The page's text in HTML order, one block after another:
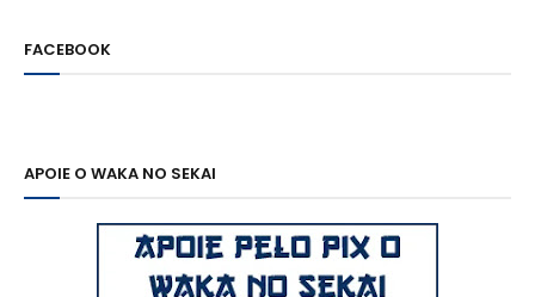
FACEBOOK
APOIE O WAKA NO SEKAI